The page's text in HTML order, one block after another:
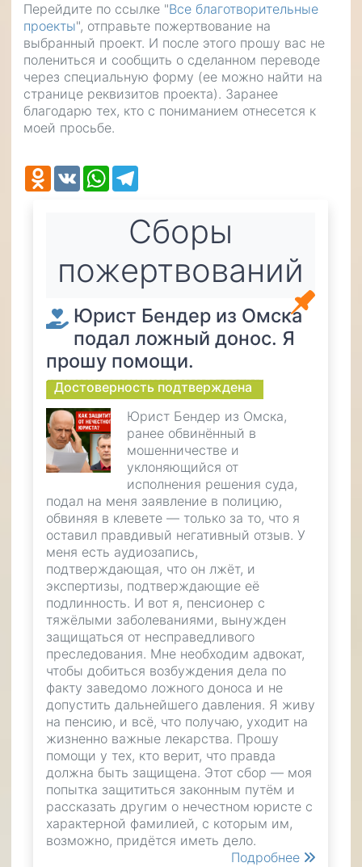
Перейдите по ссылке "Все благотворительные
проекты", отправьте пожертвование на
выбранный проект. И после этого прошу вас не
полениться и сообщить о сделанном переводе
через специальную форму (ее можно найти на
странице реквизитов проекта). Заранее
благодарю тех, кто с пониманием отнесется к
моей просьбе.
Odnoklassniki
VK WhatsApp
Cборы
пожертвований
Юрист Бендер из Омска
подал ложный донос. Я
прошу помощи.
Достоверность подтверждена
Юрист Бендер из Омска,
ранее обвинённый в
мошенничестве и
уклоняющийся от
исполнения решения суда,
подал на меня заявление в полицию,
обвиняя в клевете — только за то, что я
оставил правдивый негативный отзыв. У
меня есть аудиозапись,
подтверждающая, что он лжёт, и
экспертизы, подтверждающие её
подлинность. И вот я, пенсионер с
тяжёлыми заболеваниями, вынужден
защищаться от несправедливого
преследования. Мне необходим адвокат,
чтобы добиться возбуждения дела по
факту заведомо ложного доноса и не
допустить дальнейшего давления. Я живу
на пенсию, и всё, что получаю, уходит на
жизненно важные лекарства. Прошу
помощи у тех, кто верит, что правда
должна быть защищена. Этот сбор — моя
попытка защититься законным путём и
рассказать другим о нечестном юристе с
характерной фамилией, с которым им,
возможно, придётся иметь дело.
Подробнее